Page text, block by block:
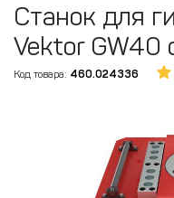
Станок для
Vektor GW40
Код товара: 460.024336